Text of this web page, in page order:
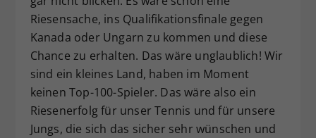
Riesensache, ins Qualifikationsfinale gegen
Kanada oder Ungarn zu kommen und diese
Chance zu erhalten. Das wäre unglaublich! Wir
sind ein kleines Land, haben im Moment
keinen Top-100-Spieler. Das wäre also ein
Riesenerfolg für unser Tennis und für unsere
Jungs, die sich das sicher sehr wünschen und